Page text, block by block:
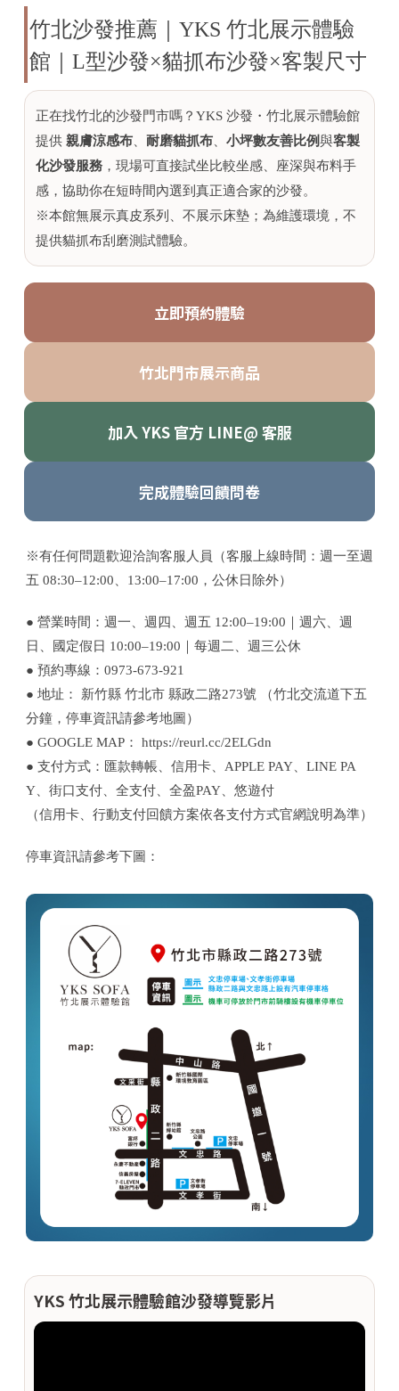
竹北沙發推薦｜YKS 竹北展示體驗
館｜L型沙發×貓抓布沙發×客製尺寸
正在找竹北的沙發門市嗎？YKS 沙發・竹北展示體驗館
提供 親膚涼感布 耐磨貓抓布 小坪數友善比例與客製
化沙發服務 ，現場可直接試坐比較坐感、座深與布料手
感，協助你在短時間內選到真正適合家的沙發。
※本館無展示真皮系列、不展示床墊；為維護環境，不
提供貓抓布刮磨測試體驗。
立即預約體驗
竹北門市展示商品
加入 YKS 官方 LINE@ 客服
完成體驗回饋問卷
※有任何問題歡迎洽詢客服人員（客服上線時間：週一至週
五 08:30–12:00、13:00–17:00，公休日除外）
● 營業時間：週一、週四、週五 12:00–19:00｜週六、週
日、國定假日 10:00–19:00｜每週二、週三公休
● 預約專線： 0973-673-921
● 地址： 新竹縣 竹北市 縣政二路273號
（竹北交流道下五
分鐘，停車資訊請參考地圖）
● GOOGLE MAP： https://reurl.cc/2ELGdn
● 支付方式：匯款轉帳、信用卡、APPLE PAY、LINE PA
Y、街口支付、全支付、全盈PAY、悠遊付
（信用卡、行動支付回饋方案依各支付方式官網說明為準）
停車資訊請參考下圖：
YKS 竹北展示體驗館沙發導覽影片